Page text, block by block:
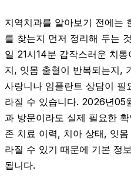
지역치과를 알아보기 전에는
를 찾는지 먼저 정리해 두는
일 21시14분 갑작스러운 치
지, 잇몸 출혈이 반복되는지,
사랑니나 임플란트 상담이
라질 수 있습니다. 2026년05
과 방문이라도 실제 필요한
존 치료 이력, 치아 상태, 잇
라질 수 있기 때문에 기본 정
됩니다.